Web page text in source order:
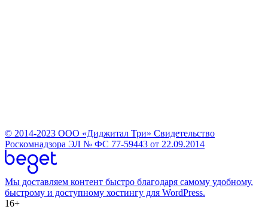
© 2014-2023 ООО «Диджитал Три» Свидетельство
Роскомнадзора ЭЛ № ФС 77-59443 от 22.09.2014
Мы доставляем контент быстро благодаря самому удобному,
быстрому и доступному хостингу для WordPress.
16+